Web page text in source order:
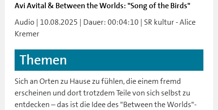
Avi Avital & Between the Worlds: "Song of the Birds"
Audio | 10.08.2025 | Dauer: 00:04:10 | SR kultur - Alice
Kremer
Themen
Sich an Orten zu Hause zu fühlen, die einem fremd
erscheinen und dort trotzdem Teile von sich selbst zu
entdecken – das ist die Idee des "Between the Worlds"-